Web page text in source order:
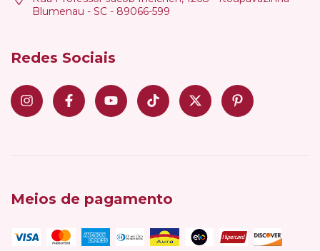
Blumenau - SC - 89066-599
Redes Sociais
Meios de pagamento